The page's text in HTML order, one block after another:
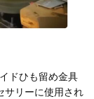
ドひも留め金具
サリーに使用され